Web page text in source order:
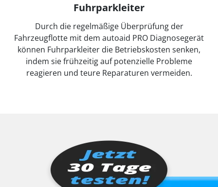
Fuhrparkleiter
Durch die regelmäßige Überprüfung der
Fahrzeugflotte mit dem autoaid PRO Diagnosegerät
können Fuhrparkleiter die Betriebskosten senken,
indem sie frühzeitig auf potenzielle Probleme
reagieren und teure Reparaturen vermeiden.